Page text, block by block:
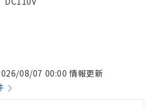
08/07 00:00 情報更新